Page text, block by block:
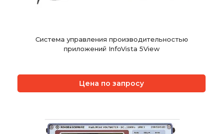
Система управления производительностью
приложений InfoVista 5View
Цена по запросу